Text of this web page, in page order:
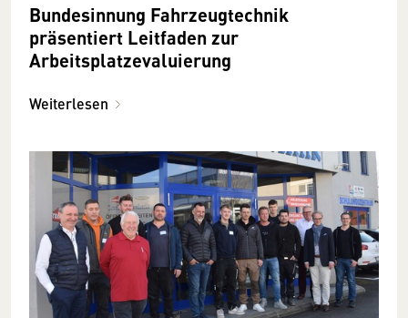
Bundesinnung Fahrzeugtechnik
präsentiert Leitfaden zur
Arbeitsplatzevaluierung
Weiterlesen